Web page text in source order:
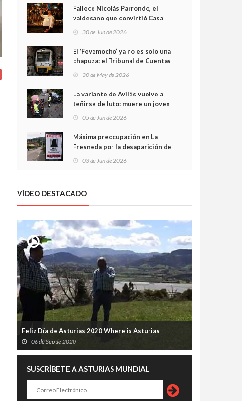
minutos
Fallece Nicolás Parrondo, el
valdesano que convirtió Casa
30 de Jun de 2026
El ‘Fevemocho’ ya no es solo una
chapuza: el Tribunal de Cuentas
sobrecoste de los trenes que no
cabían por los túneles
30 de May de 2026
La variante de Avilés vuelve a
teñirse de luto: muere un joven
05 de Jun de 2026
Máxima preocupación en La
Fresneda por la desaparición de
03 de Jun de 2026
VÍDEO DESTACADO
Feliz Día de Asturias 2020 Where is Asturias
06 de Sep de 2020
SUSCRÍBETE A ASTURIAS MUNDIAL